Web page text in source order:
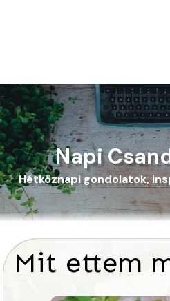
Napi
Hétköznapi gondolatok,
Mit ettem